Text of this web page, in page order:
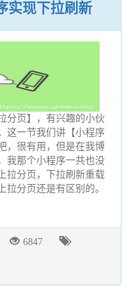
实现下拉刷新
分页】，有兴趣的小伙
这一节我们讲【小程序
，很有用，但是在我博
我那个小程序一共也没
拉分页，下拉刷新重载
拉分页还是有区别的。
6847